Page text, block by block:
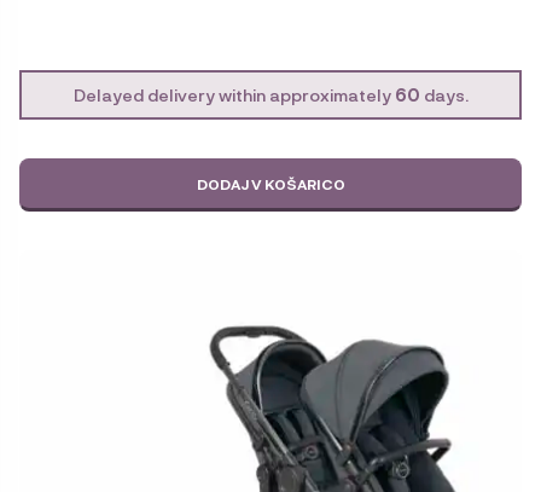
Delayed delivery within approximately 60 days.
DODAJ V KOŠARICO